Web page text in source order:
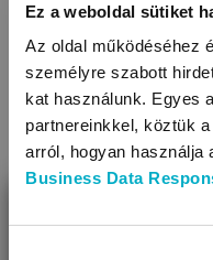
Ez a weboldal sütiket
Az oldal működéséhez
személyre szabott
kat használunk. Egyes
partnereinkkel, köztük
arról, hogyan használja
Business Data